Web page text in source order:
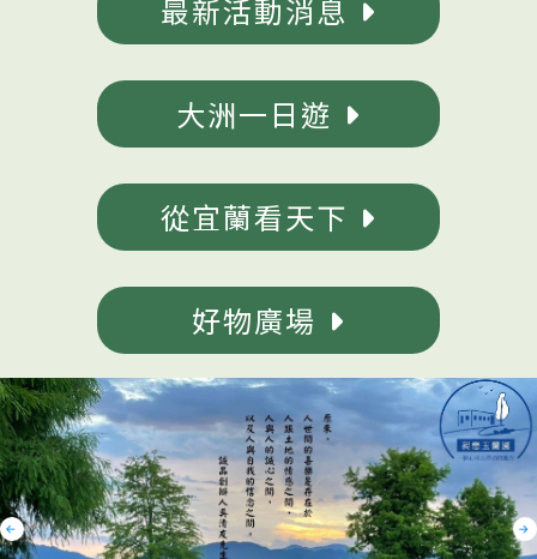
最新活動消息
大洲一日遊
從宜蘭看天下
好物廣場